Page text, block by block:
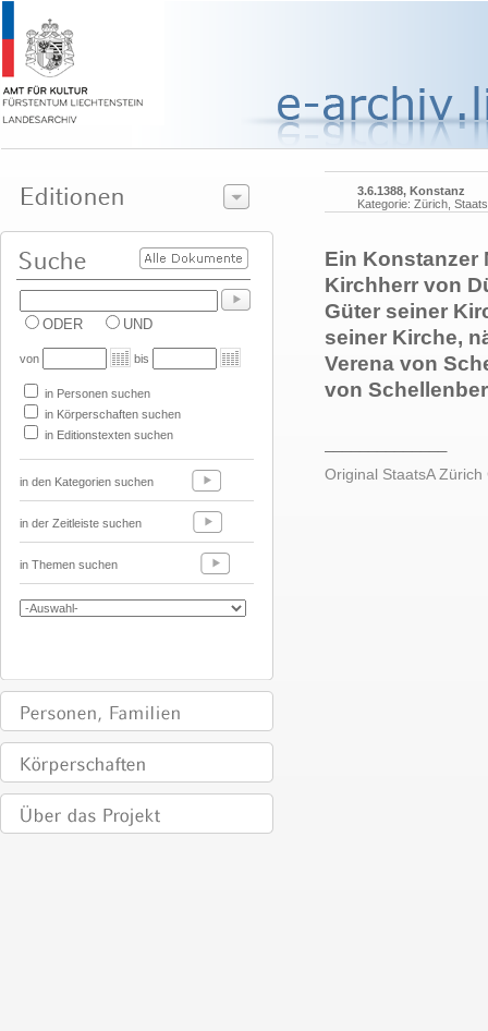
ODER UND
von bis
in Personen suchen
in Körperschaften suchen
in Editionstexten suchen
in den Kategorien suchen
in der Zeitleiste suchen
in Themen suchen
3.6.1388, Konstanz
Kategorie: Zürich,
Ein Konstanzer
Kirchherr von
Güter seiner
seiner Kirche,
Verena von
von
Original StaatsA Zürich